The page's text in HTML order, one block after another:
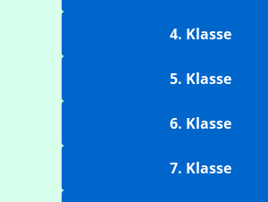
4. Klasse
5. Klasse
6. Klasse
7. Klasse